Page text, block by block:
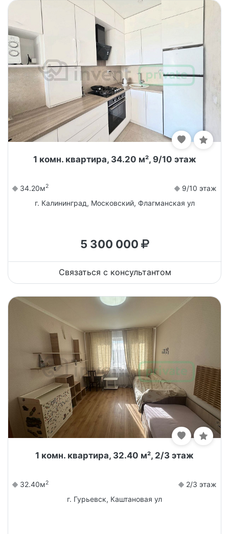
1 комн. квартира, 34.20 м², 9/10 этаж
34.20м2
9/10 этаж
г. Калининград, Московский, Флагманская ул
5 300 000
Связаться с консультантом
1 комн. квартира, 32.40 м², 2/3 этаж
32.40м2
2/3 этаж
г. Гурьевск, Каштановая ул